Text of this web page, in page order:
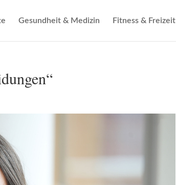
Gesundheit & Medizin Fitness & Freizeit